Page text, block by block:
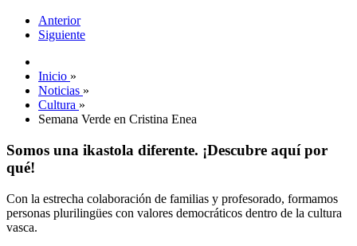
Anterior
Siguiente
Inicio »
Noticias »
Cultura »
Semana Verde en Cristina Enea
Somos una ikastola diferente. ¡Descubre aquí por
qué!
Con la estrecha colaboración de familias y profesorado, formamos
personas plurilingües con valores democráticos dentro de la cultura
vasca.